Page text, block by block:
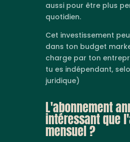
aussi pour être plus
quotidien.
Cet investissement
dans ton budget
charge par ton
tu es indépendant,
juridique)
L'abonnement
intéressant que
mensuel ?